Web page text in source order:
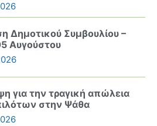
Δημοτικού Συμβουλίου –
Αυγούστου
για την τραγική απώλεια
στην Ψάθα